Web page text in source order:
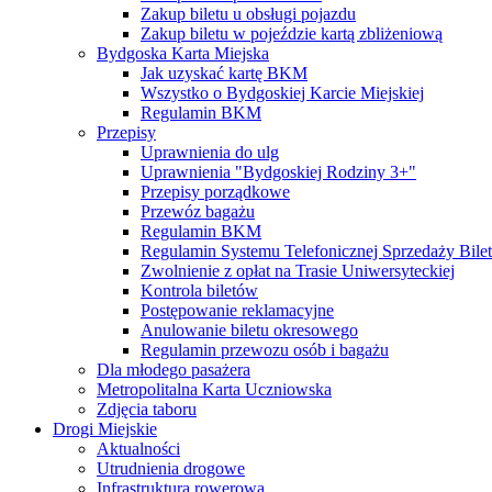
Zakup biletu u obsługi pojazdu
Zakup biletu w pojeździe kartą zbliżeniową
Bydgoska Karta Miejska
Jak uzyskać kartę BKM
Wszystko o Bydgoskiej Karcie Miejskiej
Regulamin BKM
Przepisy
Uprawnienia do ulg
Uprawnienia "Bydgoskiej Rodziny 3+"
Przepisy porządkowe
Przewóz bagażu
Regulamin BKM
Regulamin Systemu Telefonicznej Sprzedaży
Zwolnienie z opłat na Trasie Uniwersyteckiej
Kontrola biletów
Postępowanie reklamacyjne
Anulowanie biletu okresowego
Regulamin przewozu osób i bagażu
Dla młodego pasażera
Metropolitalna Karta Uczniowska
Zdjęcia taboru
Drogi Miejskie
Aktualności
Utrudnienia drogowe
Infrastruktura rowerowa